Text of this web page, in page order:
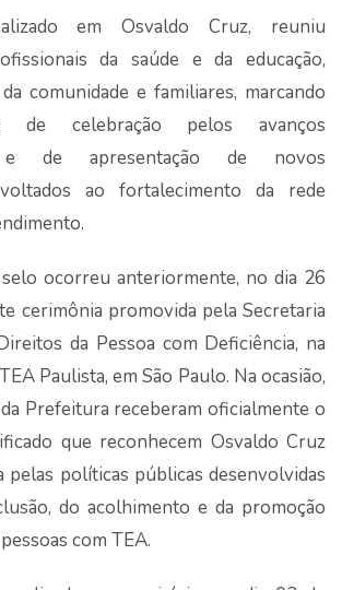
em Osvaldo Cruz, reuniu
da saúde e da educação,
comunidade e familiares, marcando
de celebração pelos avanços
e de apresentação de novos
ao fortalecimento da rede
ocorreu anteriormente, no dia 26
cerimônia promovida pela Secretaria
da Pessoa com Deficiência, na
Paulista, em São Paulo. Na ocasião,
Prefeitura receberam oficialmente o
que reconhecem Osvaldo Cruz
pelas políticas públicas desenvolvidas
do acolhimento e da promoção
com TEA.